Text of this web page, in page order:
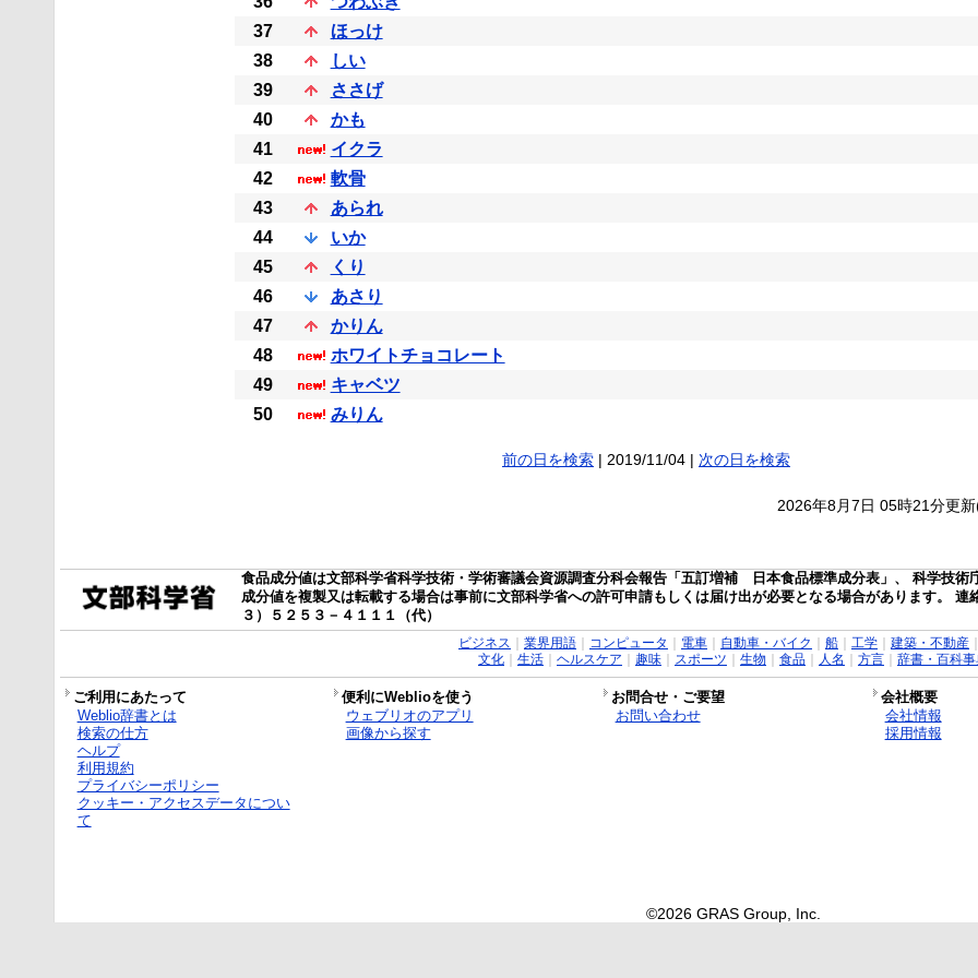
37
ほっけ
38
しい
39
ささげ
40
かも
41
イクラ
42
軟骨
43
あられ
44
いか
45
くり
46
あさり
47
かりん
48
ホワイトチョコレート
49
キャベツ
50
みりん
前の日を検索| 2019/11/04 | 次の日を検索
2026年8月7日 05時21分更
食品成分値は文部科学省科学技術・学術審議会資源調査分科会報告「五訂増補 日本食品標準成分表」、 科学技
成分値を複製又は転載する場合は事前に文部科学省への許可申請もしくは届け出が必要となる場合があります。
３）５２５３－４１１１（代）
ビジネス 業界用語｜ コンピュータ 電車｜ 自動車・バイク 船｜ 工学｜ 建築・不動産｜
文化｜ 生活｜ ヘルスケア 趣味｜ スポーツ 生物 食品｜ 人名 方言｜ 辞書・百科事
ご利用にあたって 便利にWeblioを使う お問合せ・ご要望 会社概要
Weblio辞書とは
検索の仕方
ヘルプ
利用規約
プライバシーポリシー
クッキー・アクセスデータについ
て
ウェブリオのアプリ
画像から探す
お問い合わせ
会社情報
採用情報
©2026 GRAS Group, Inc.